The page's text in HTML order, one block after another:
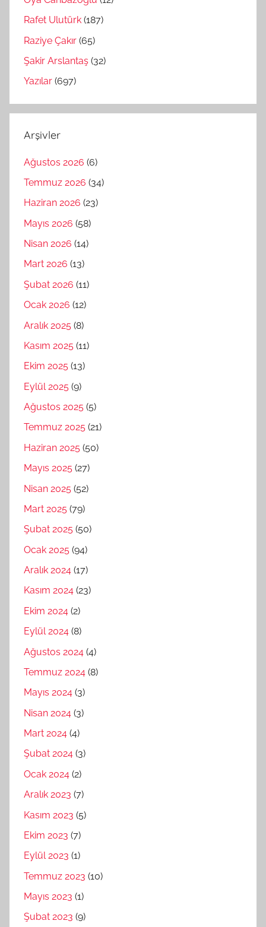
Rafet Ulutürk (187)
Raziye Çakır (65)
Şakir Arslantaş (32)
Yazılar (697)
Arşivler
Ağustos 2026 (6)
Temmuz 2026 (34)
Haziran 2026 (23)
Mayıs 2026 (58)
Nisan 2026 (14)
Mart 2026 (13)
Şubat 2026 (11)
Ocak 2026 (12)
Aralık 2025 (8)
Kasım 2025 (11)
Ekim 2025 (13)
Eylül 2025 (9)
Ağustos 2025 (5)
Temmuz 2025 (21)
Haziran 2025 (50)
Mayıs 2025 (27)
Nisan 2025 (52)
Mart 2025 (79)
Şubat 2025 (50)
Ocak 2025 (94)
Aralık 2024 (17)
Kasım 2024 (23)
Ekim 2024 (2)
Eylül 2024 (8)
Ağustos 2024 (4)
Temmuz 2024 (8)
Mayıs 2024 (3)
Nisan 2024 (3)
Mart 2024 (4)
Şubat 2024 (3)
Ocak 2024 (2)
Aralık 2023 (7)
Kasım 2023 (5)
Ekim 2023 (7)
Eylül 2023 (1)
Temmuz 2023 (10)
Mayıs 2023 (1)
Şubat 2023 (9)